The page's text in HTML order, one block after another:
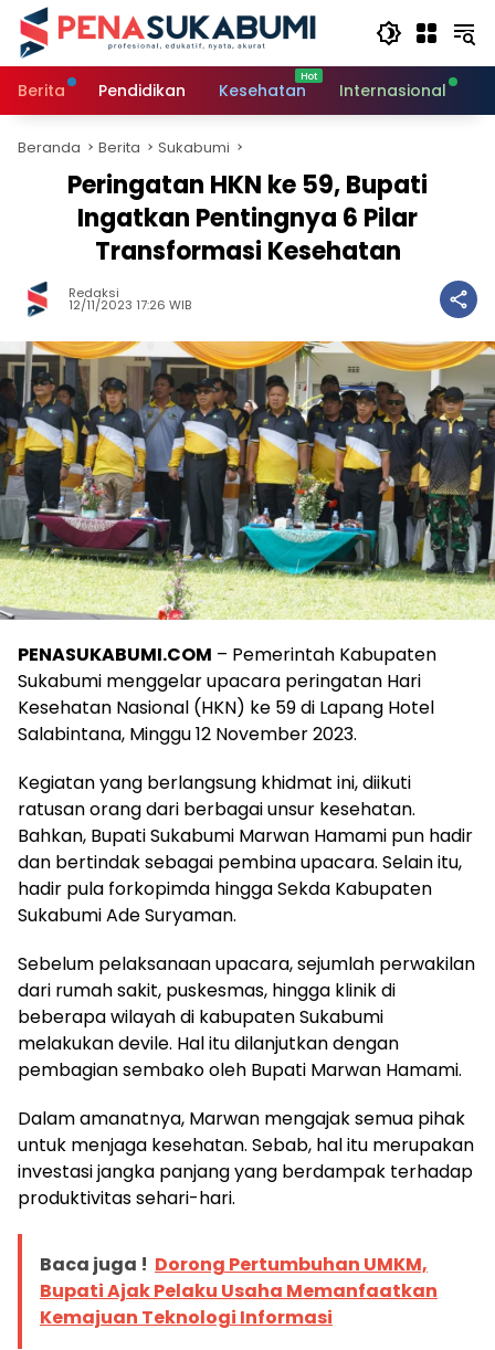
Langsung
konten
Berita
Pendidikan Kesehatan Internasional
Beranda Berita Sukabumi
Peringatan HKN ke 59, Bupati
Ingatkan Pentingnya 6 Pilar
Transformasi Kesehatan
Redaksi
12/11/2023 17:26 WIB
PENASUKABUMI.COM – Pemerintah Kabupaten
Sukabumi menggelar upacara peringatan Hari
Kesehatan Nasional (HKN) ke 59 di Lapang Hotel
Salabintana, Minggu 12 November 2023.
Kegiatan yang berlangsung khidmat ini, diikuti
ratusan orang dari berbagai unsur kesehatan.
Bahkan, Bupati Sukabumi Marwan Hamami pun hadir
dan bertindak sebagai pembina upacara. Selain itu,
hadir pula forkopimda hingga Sekda Kabupaten
Sukabumi Ade Suryaman.
Sebelum pelaksanaan upacara, sejumlah perwakilan
dari rumah sakit, puskesmas, hingga klinik di
beberapa wilayah di kabupaten Sukabumi
melakukan devile. Hal itu dilanjutkan dengan
pembagian sembako oleh Bupati Marwan Hamami.
Dalam amanatnya, Marwan mengajak semua pihak
untuk menjaga kesehatan. Sebab, hal itu merupakan
investasi jangka panjang yang berdampak terhadap
produktivitas sehari-hari.
Baca juga ! Dorong Pertumbuhan UMKM,
Bupati Ajak Pelaku Usaha Memanfaatkan
Kemajuan Teknologi Informasi